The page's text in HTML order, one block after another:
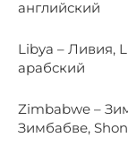
английский
Libya – Ливия,
арабский
Zimbabwe –
Зимбабве,